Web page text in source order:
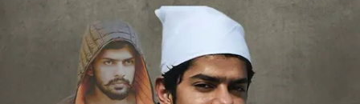
अमेरिका से भारत लाया जा रहा
लॉरेंस बिश्नाई का भाई अनमोल,
सिद्दीकी हत्याकांड में है आरोपी
भारत शर्मा Nov 18, 2025 07:47 pm